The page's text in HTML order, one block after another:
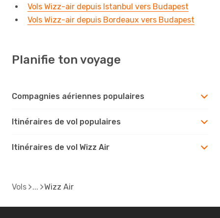
Vols Wizz-air depuis Istanbul vers Budapest
Vols Wizz-air depuis Bordeaux vers Budapest
Planifie ton voyage
Compagnies aériennes populaires
Itinéraires de vol populaires
Itinéraires de vol Wizz Air
Vols Wizz Air